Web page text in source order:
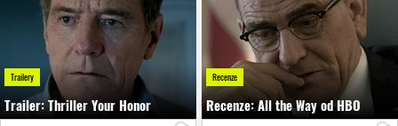
Trailery
Trailer: Thriller Your Honor
Recenze
Recenze: All the Way od HBO